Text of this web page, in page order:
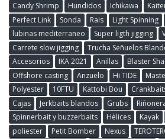
Candy Shrimp
Hundidos Ichikawa
Perfect Link
Sonda Rais Light Spinning
lubinas mediterraneo
Super ligth jigging
Carrete slow jigging
Trucha Señuelos
Accesorios
IKA 2021 Anillas Blaster
Offshore casting
Anzuelo Hi TIDE
Polyester
10FTU Kattobi Bou
Cajas
Jerkbaits blandos Grubs
Spinnerbait y buzzerbaits
Hèlices Kayak
poliester
Petit Bomber Nexus